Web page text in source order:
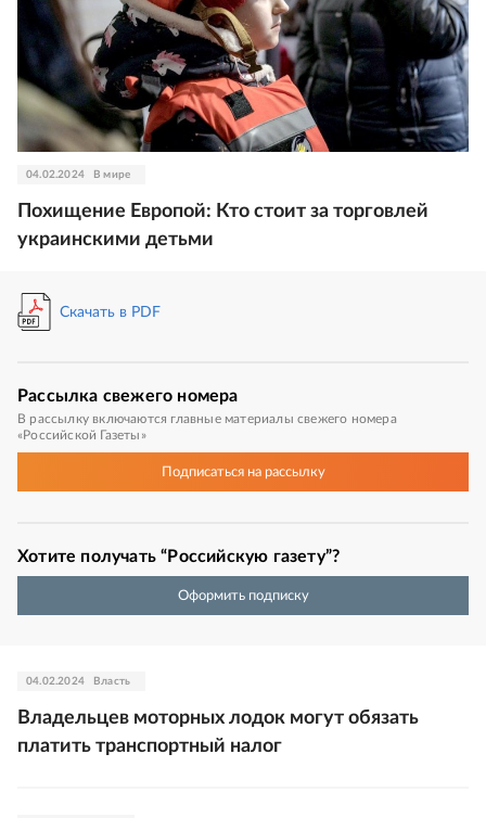
04.02.2024 В мире
Похищение Европой: Кто стоит за торговлей
украинскими детьми
Скачать в PDF
Рассылка свежего номера
В рассылку включаются главные материалы свежего номера
«Российской Газеты»
Подписатьсяна рассылку
Хотите получать “Российскую газету”?
Оформить подписку
04.02.2024 Власть
Владельцев моторных лодок могут обязать
платить транспортный налог